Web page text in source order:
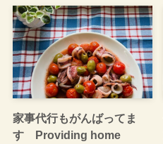
家事代行もがんばってま
す Providing home